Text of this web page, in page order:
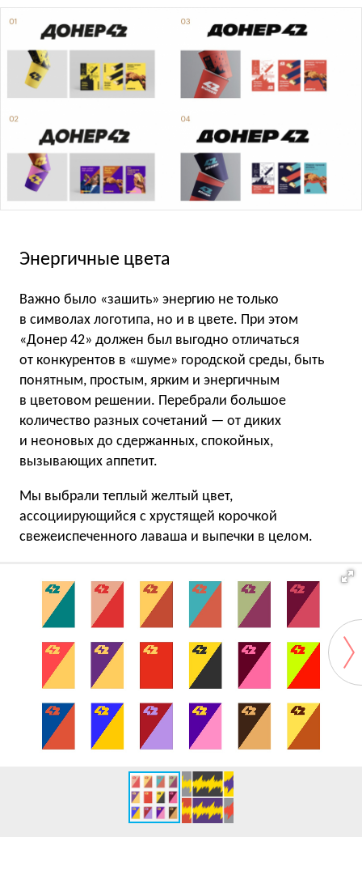
Энергичные цвета
Важно было «зашить» энергию не только
в символах логотипа, но и в цвете. При этом
«Донер 42» должен был выгодно отличаться
от конкурентов в «шуме» городской среды, быть
понятным, простым, ярким и энергичным
в цветовом решении. Перебрали большое
количество разных сочетаний — от диких
и неоновых до сдержанных, спокойных,
вызывающих аппетит.
Мы выбрали теплый желтый цвет,
ассоциирующийся с хрустящей корочкой
свежеиспеченного лаваша и выпечки в целом.